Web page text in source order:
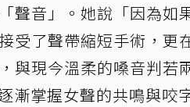
聲音」。她說「因為如
受了聲帶縮短手術，更
與現今溫柔的嗓音判若
漸掌握女聲的共鳴與咬